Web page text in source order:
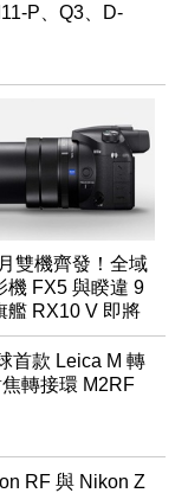
P、Q3、D-
雙機齊發！全域
機 FX5 與睽違 9
艦 RX10 V 即將
首款 Leica M 轉
轉接環 M2RF
RF 與 Nikon Z